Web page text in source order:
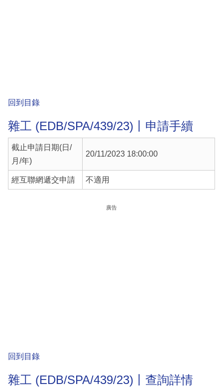
回到目錄
雜工 (EDB/SPA/439/23)丨申請手續
截止申請日期(日/
月/年)
20/11/2023 18:00:00
經互聯網遞交申請 不適用
廣告
回到目錄
雜工 (EDB/SPA/439/23)丨查詢詳情